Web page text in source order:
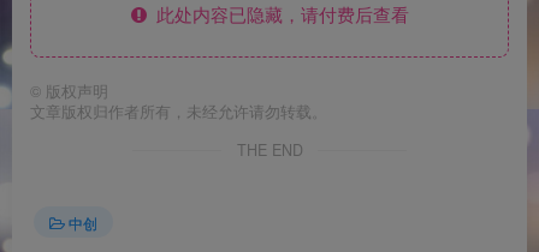
此处内容已隐藏，请付费后查看
© 版权声明
文章版权归作者所有，未经允许请勿转载。
THE END
中创